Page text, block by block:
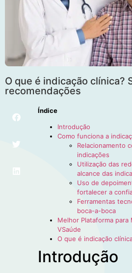
O que é indicação clínica?
recomendações
Índice
Introdução
Como funciona a
Relacionamento
indicações
Utilização das
alcance das
Uso de
fortalecer a
Ferramentas
boca-a-boca
Melhor Plataforma para
VSaúde
O que é indicação
Introdução